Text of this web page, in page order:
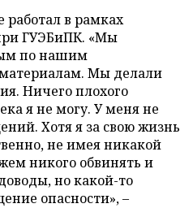
в рамках
ГУЭБиПК. «Мы
по нашим
Мы делали
Ничего плохого
я не могу. У меня не
Хотя я за свою жизнь
не имея никакой
никого обвинять и
но какой-то
опасности»,–